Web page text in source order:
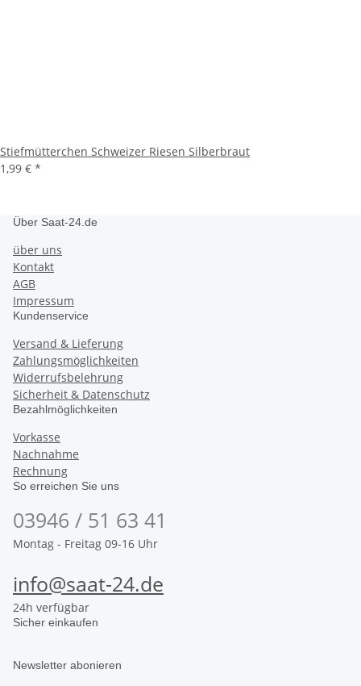
Stiefmütterchen Schweizer Riesen Silberbraut
1,99 € *
Über Saat-24.de
über uns
Kontakt
AGB
Impressum
Kundenservice
Versand & Lieferung
Zahlungsmöglichkeiten
Widerrufsbelehrung
Sicherheit & Datenschutz
Bezahlmöglichkeiten
Vorkasse
Nachnahme
Rechnung
So erreichen Sie uns
03946 / 51 63 41
Montag - Freitag 09-16 Uhr
info@saat-24.de
24h verfügbar
Sicher einkaufen
Newsletter abonieren